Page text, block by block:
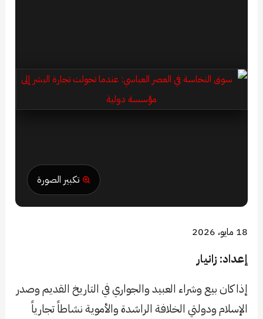
تكبير الصورة
18 مايو، 2026
إعداد: زانیار
إذا كان بيع وشراء العبيد والجواري في التاريخ القديم وصدر
الإسلام ودولتي الخلافة الراشدة والأموية نشاطاً تجارياً